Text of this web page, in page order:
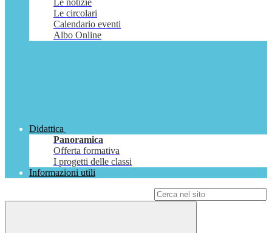
Le notizie
Le circolari
Calendario eventi
Albo Online
Didattica
Panoramica
Offerta formativa
I progetti delle classi
Informazioni utili